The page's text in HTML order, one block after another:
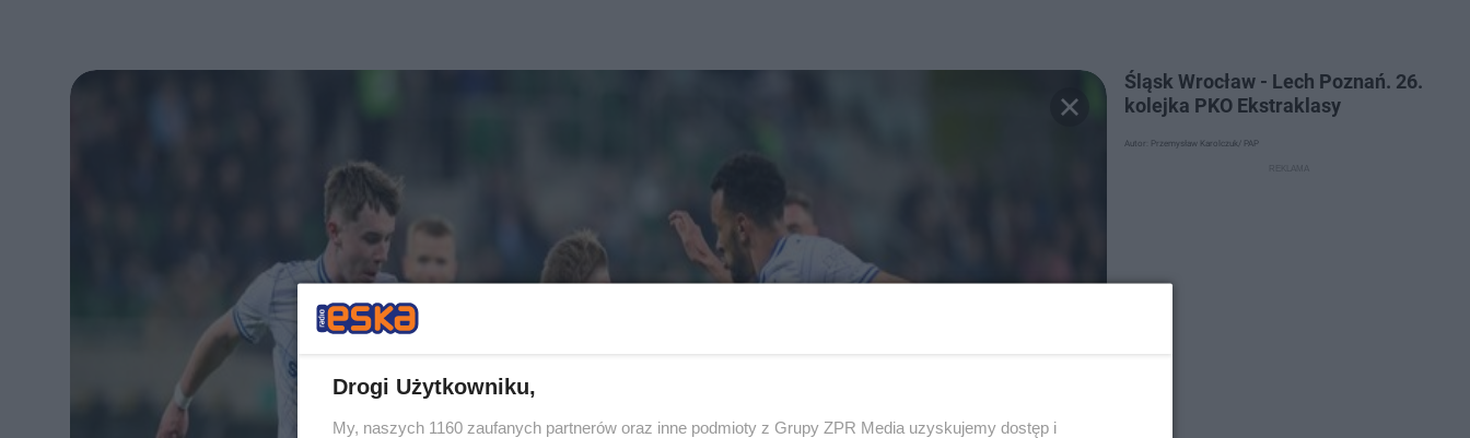
Śląsk Wrocław - Lech Poznań. 26.
kolejka PKO Ekstraklasy
Autor: Przemysław Karolczuk/ PAP
Drogi Użytkowniku,
My, naszych 1160 zaufanych partnerów oraz inne podmioty z Grupy ZPR Media uzyskujemy dostęp i